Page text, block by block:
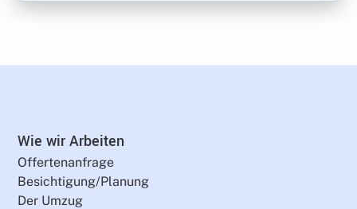
Wie wir Arbeiten
Offertenanfrage
Besichtigung/Planung
Der Umzug